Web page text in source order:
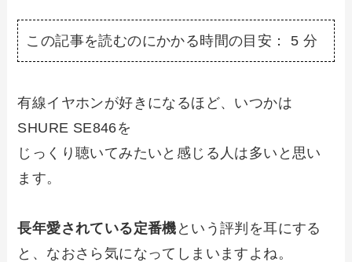
この記事を読むのにかかる時間の目安： 5 分
有線イヤホンが好きになるほど、いつかは
SHURE SE846を
じっくり聴いてみたいと感じる人は多いと思い
ます。
長年愛されている定番機 という評判を耳にする
と、なおさら気になってしまいますよね。